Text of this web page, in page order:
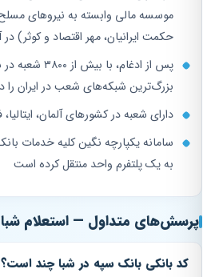
موسسه مالی وابسته به نیروهای مسلح
حکمت ایرانیان، مهر اقتصاد و کوثر) در آن
پس از ادغام، با بیش از
بزرگ‌ترین شبکه‌های شعب در ایران را دارد
دارای شعبه در کشورهای آلمان، ایتالیا،
سامانه یکپارچه نگین کلیه خدمات بانکی
به یک پلتفرم واحد منتقل کرده است
پرسش‌های متداول — استعلام شبا
کد بانکی بانک سپه در شبا چند است؟